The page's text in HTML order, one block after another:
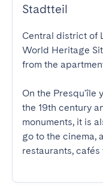
Stadtteil
Central district of
World Heritage
from the
On the Presqu'île
the 19th century
monuments, it is
go to the cinema,
restaurants, cafés